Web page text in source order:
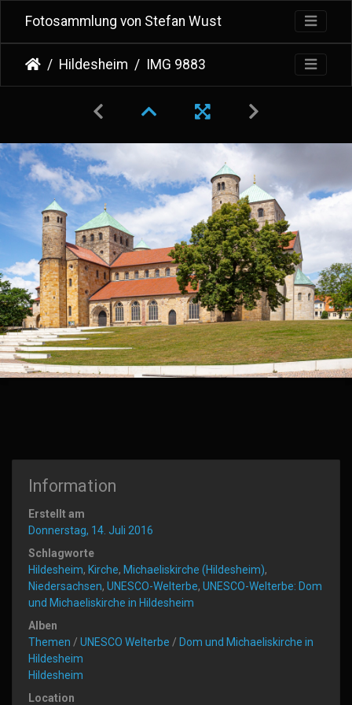
Fotosammlung von Stefan Wust
Hildesheim IMG 9883
Information
Erstellt am
Donnerstag, 14. Juli 2016
Schlagworte
Hildesheim, Kirche, Michaeliskirche (Hildesheim),
Niedersachsen, UNESCO-Welterbe, UNESCO-Welterbe: Dom
und Michaeliskirche in Hildesheim
Alben
Themen / UNESCO Welterbe / Dom und Michaeliskirche in
Hildesheim
Hildesheim
Location